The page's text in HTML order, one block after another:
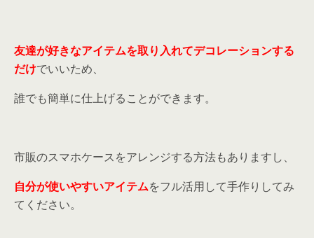
友達が好きなアイテムを取り入れてデコレーションする
だけでいいため、
誰でも簡単に仕上げることができます。
市販のスマホケースをアレンジする方法もありますし、
自分が使いやすいアイテムをフル活用して手作りしてみ
てください。